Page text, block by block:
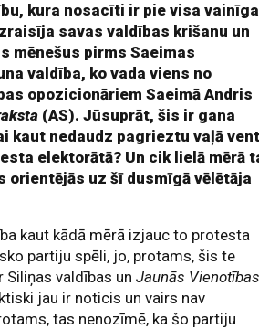
kura nosacīti ir pie visa
savas valdības krišanu un
mēnešus pirms Saeimas
valdība, ko vada viens no
opozicionāriem Saeimā Andris
(AS). Jūsuprāt, šis ir gana
kaut nedaudz pagrieztu vaļā
elektorātā? Un cik lielā mērā
orientējās uz šī dusmīgā vēlētāja
kaut kādā mērā izjauc to protesta
partiju spēli, jo, protams, šis te
Siliņas valdības un Jaunās Vienotības
jau ir noticis un vairs nav
tas nenozīmē, ka šo partiju